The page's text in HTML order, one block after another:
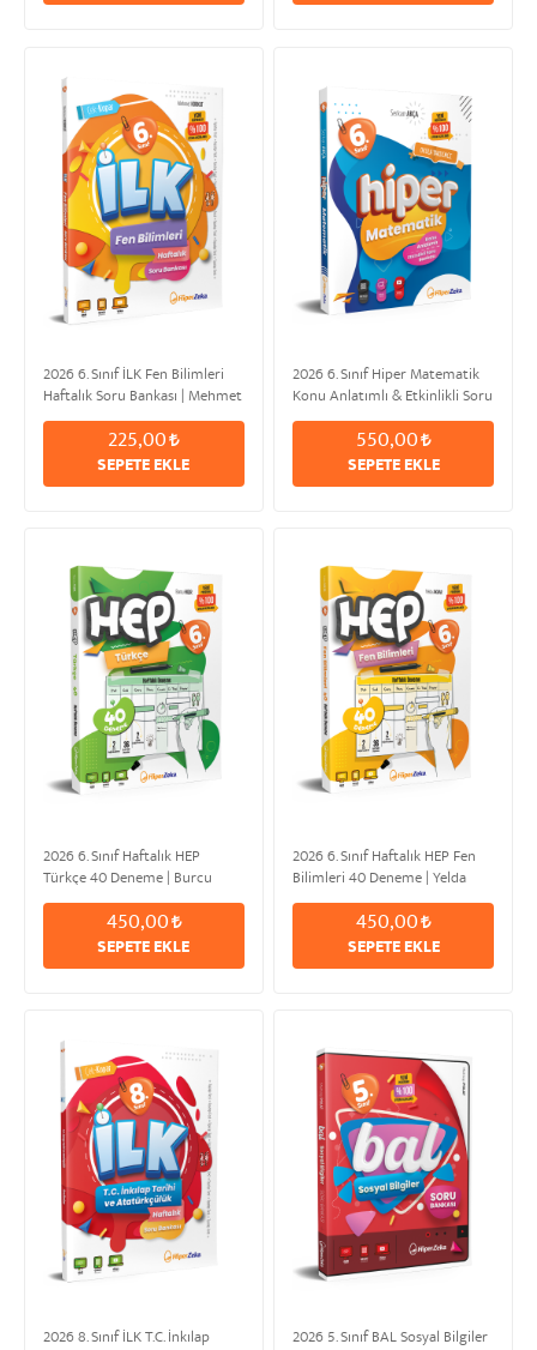
2026 6. Sınıf İLK Fen Bilimleri
Haftalık Soru Bankası | Mehmet
KORKUT
225,00
SEPETE EKLE
2026 6. Sınıf Hiper Matematik
Konu Anlatımlı & Etkinlikli Soru
Bankası | Serkan AKÇA
550,00
SEPETE EKLE
2026 6. Sınıf Haftalık HEP
Türkçe 40 Deneme | Burcu
HIZIR
450,00
SEPETE EKLE
2026 6. Sınıf Haftalık HEP Fen
Bilimleri 40 Deneme | Yelda
AKKAR
450,00
SEPETE EKLE
2026 8. Sınıf İLK T.C. İnkılap
2026 5. Sınıf BAL Sosyal Bilgiler